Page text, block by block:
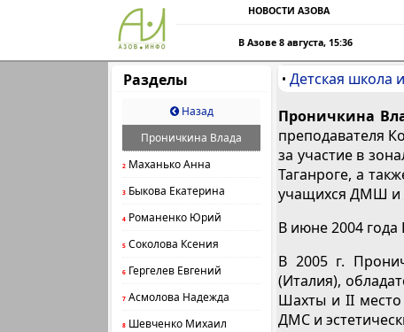
НОВОСТИ АЗОВА
В Азове 8 августа, 15:36
Разделы
Назад
Проничкина Влада
2 Маханько Анна
3 Быкова Екатерина
4 Романенко Юрий
5 Соколова Ксения
6 Гергелев Евгений
7 Асмолова Надежда
8 Шевченко Михаил
• Детская школа
Проничкина
преподавателя
за участие в
Таганроге, а
учащихся ДМШ и
В июне 2004
В 2005 г.
(Италия),
Шахты и II
ДМС и